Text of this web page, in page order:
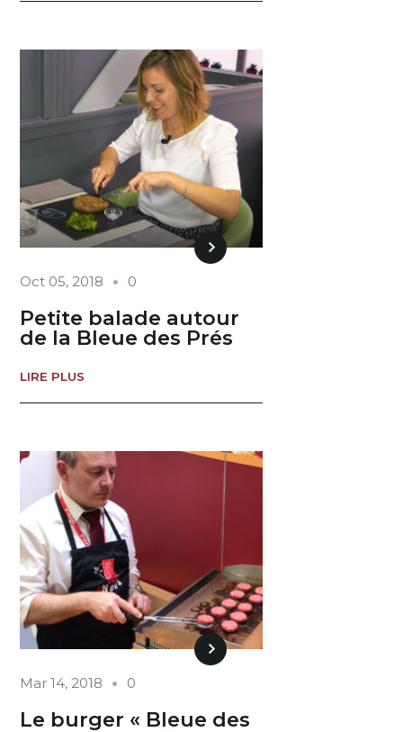
Oct 05, 2018 0
Petite balade autour
de la Bleue des Prés
LIRE PLUS
Mar 14, 2018 0
Le burger « Bleue des